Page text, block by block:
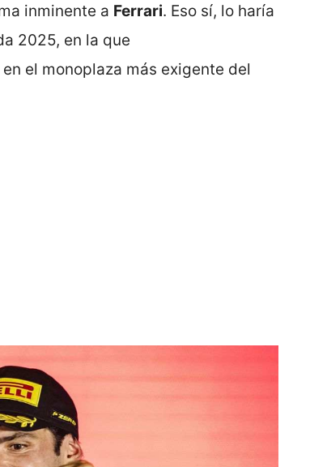
inminente a Ferrari. Eso sí, lo haría
2025, en la que
el monoplaza más exigente del